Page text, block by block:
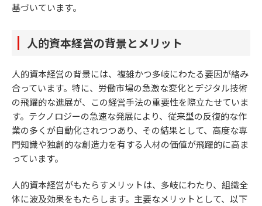
基づいています。
人的資本経営の背景とメリット
人的資本経営の背景には、複雑かつ多岐にわたる要因が絡み
合っています。特に、労働市場の急激な変化とデジタル技術
の飛躍的な進展が、この経営手法の重要性を際立たせていま
す。テクノロジーの急速な発展により、従来型の反復的な作
業の多くが自動化されつつあり、その結果として、高度な専
門知識や独創的な創造力を有する人材の価値が飛躍的に高ま
っています。
人的資本経営がもたらすメリットは、多岐にわたり、組織全
体に波及効果をもたらします。主要なメリットとして、以下